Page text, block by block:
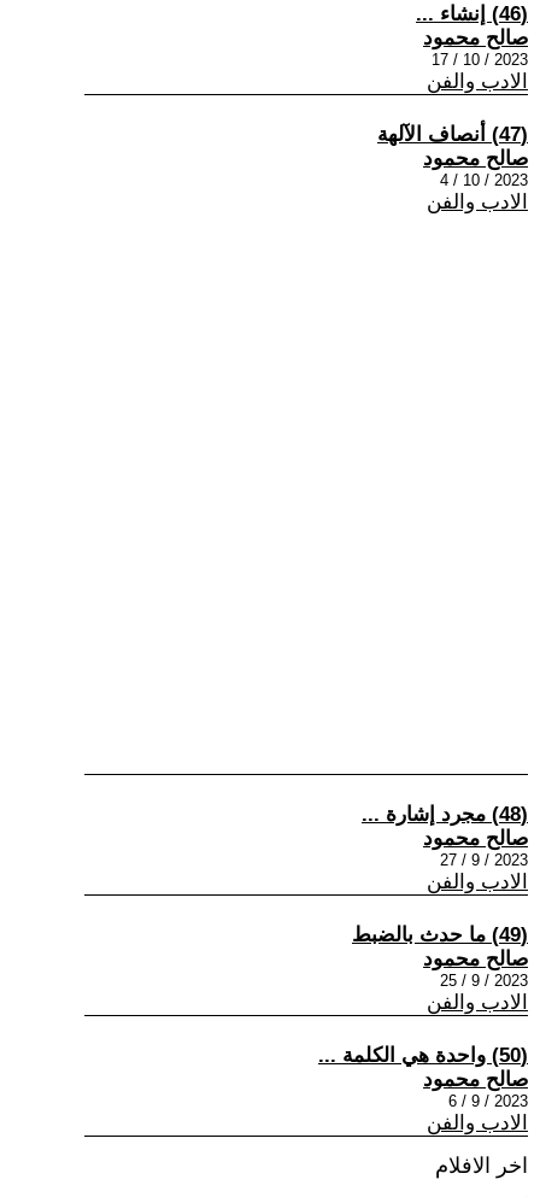
(46) إنشاء ...
صالح محمود
2023 / 10 / 17
الادب والفن
(47) أنصاف الآلهة
صالح محمود
2023 / 10 / 4
الادب والفن
(48) مجرد إشارة ...
صالح محمود
2023 / 9 / 27
الادب والفن
(49) ما حدث بالضبط
صالح محمود
2023 / 9 / 25
الادب والفن
(50) واحدة هي الكلمة ...
صالح محمود
2023 / 9 / 6
الادب والفن
اخر الافلام